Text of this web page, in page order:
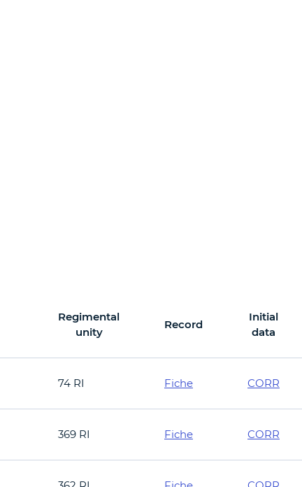
Regimental
unity
Record
Initial
data
74 RI Fiche CORR
369 RI Fiche CORR